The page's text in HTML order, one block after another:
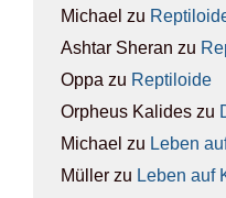
Michael zu
Ashtar Sheran zu
Oppa zu Rep­ti­lo­ide
Orpheus Kalides zu
Michael zu Leben
Müller zu Leben auf